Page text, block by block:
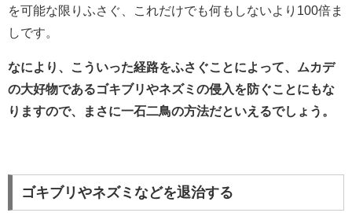
を可能な限りふさぐ、これだけでも何もしないより100倍ま
しです。
なにより、こういった経路をふさぐことによって、ムカデ
の大好物であるゴキブリやネズミの侵入を防ぐことにもな
りますので、まさに一石二鳥の方法だといえるでしょう。
ゴキブリやネズミなどを退治する